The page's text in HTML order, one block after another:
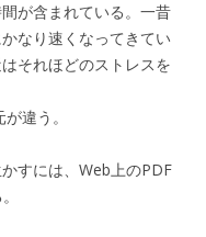
が含まれている。一昔
なり速くなってきてい
それほどのストレスを
違う。
すには、Web上のPDF